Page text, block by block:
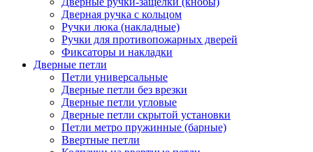
Дверная ручка с кольцом
Ручки люка (накладные)
Ручки для противопожарных дверей
Фиксаторы и накладки
Дверные петли
Петли универсальные
Дверные петли без врезки
Дверные петли угловые
Дверные петли скрытой установки
Петли метро пружинные (барные)
Ввертные петли